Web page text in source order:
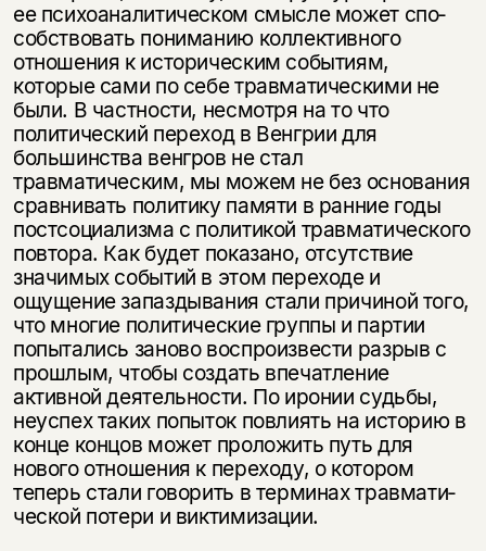
ее психоаналитическом смысле может спо­
собствовать пониманию коллективного
отношения к историческим собы­тиям,
которые сами по себе травматическими не
были. В частности, несмотря на то что
политический переход в Венгрии для
большинства венгров не стал
травматическим, мы можем не без основания
сравнивать политику памяти в ранние годы
постсоциализма с политикой травматического
повтора. Как будет показано, отсутствие
значимых событий в этом переходе и
ощущение запаздывания стали причиной того,
что многие политические группы и пар­тии
попытались заново воспроизвести разрыв с
прошлым, чтобы создать впе­чатление
активной деятельности. По иронии судьбы,
неуспех таких попыток повлиять на историю в
конце концов может проложить путь для
нового от­ношения к переходу, о котором
теперь стали говорить в терминах травмати­
ческой потери и виктимизации.